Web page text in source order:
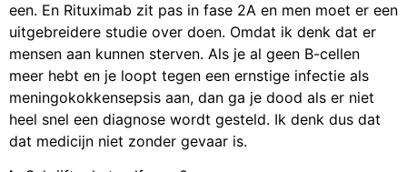
een. En Rituximab zit pas in fase 2A en men moet er een
uitgebreidere studie over doen. Omdat ik denk dat er
mensen aan kunnen sterven. Als je al geen B-cellen
meer hebt en je loopt tegen een ernstige infectie als
meningokokkensepsis aan, dan ga je dood als er niet
heel snel een diagnose wordt gesteld. Ik denk dus dat
dat medicijn niet zonder gevaar is.